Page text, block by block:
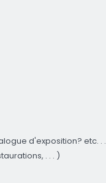
d'exposition? etc. . .
. . . )